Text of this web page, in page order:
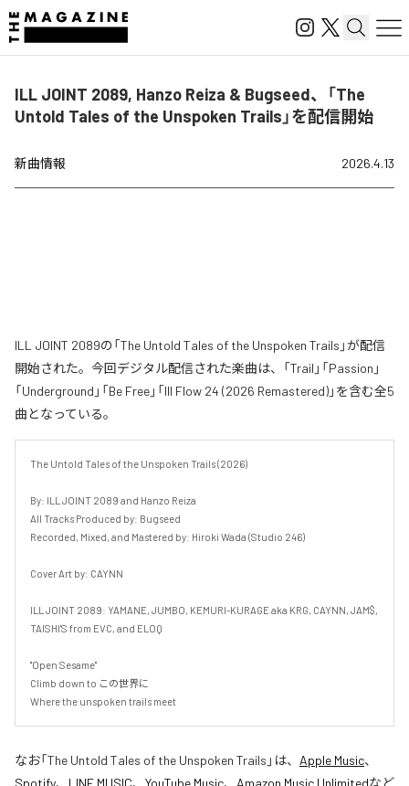
ILL JOINT 2089, Hanzo Reiza & Bugseed、「The
Untold Tales of the Unspoken Trails」を配信開始
新曲情報 2026.4.13
ILL JOINT 2089の「The Untold Tales of the Unspoken Trails」が配信
開始された。今回デジタル配信された楽曲は、「Trail」「Passion」
「Underground」「Be Free」「Ill Flow 24 (2026 Remastered)」を含む全5
曲となっている。
The Untold Tales of the Unspoken Trails (2026)
By: ILL JOINT 2089 and Hanzo Reiza
All Tracks Produced by: Bugseed
Recorded, Mixed, and Mastered by: Hiroki Wada (Studio 246)
Cover Art by: CAYNN
ILL JOINT 2089: YAMANE, JUMBO, KEMURI-KURAGE aka KRG, CAYNN, JAM$,
TAISHI'S from EVC, and ELOQ
"Open Sesame"
Climb down to この世界に
Where the unspoken trails meet
なお「The Untold Tales of the Unspoken Trails 」は、 Apple Music、
Spotify、 LINE MUSIC、 YouTube Music、 Amazon Music Unlimitedなど